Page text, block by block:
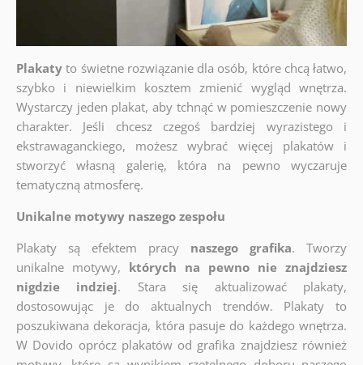
Plakaty to świetne rozwiązanie dla osób, które chcą łatwo,
szybko i niewielkim kosztem zmienić wygląd wnętrza.
Wystarczy jeden plakat, aby tchnąć w pomieszczenie nowy
charakter. Jeśli chcesz czegoś bardziej wyrazistego i
ekstrawaganckiego, możesz wybrać więcej plakatów i
stworzyć własną galerię, która na pewno wyczaruje
tematyczną atmosferę.
Unikalne motywy naszego zespołu
Plakaty są efektem pracy
naszego grafika. Tworzy
unikalne motywy, których na pewno nie znajdziesz
nigdzie indziej. Stara się aktualizować plakaty,
dostosowując je do aktualnych trendów. Plakaty to
poszukiwana dekoracja, która pasuje do każdego wnętrza.
W Dovido oprócz plakatów od grafika znajdziesz również